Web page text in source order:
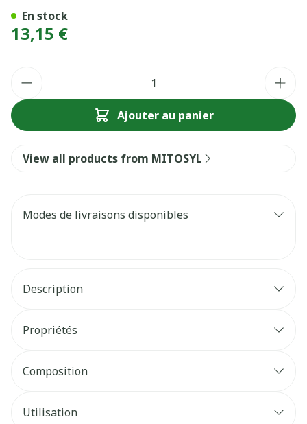
13,15 €
Ajouter au panier
En stock
View all products from MITOSYL
Modes de livraisons disponibles
Description
Propriétés
Composition
Utilisation